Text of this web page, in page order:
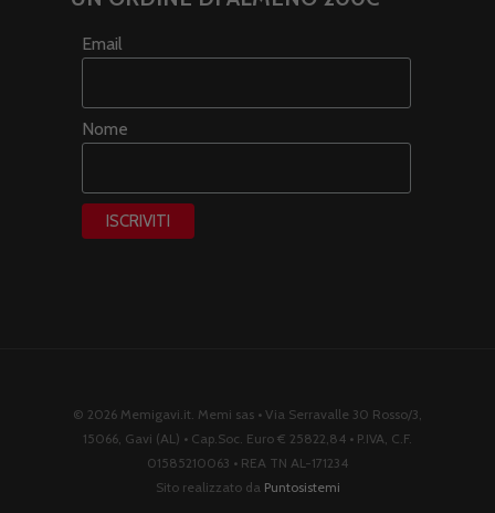
Email
Nome
© 2026 Memigavi.it. Memi sas • Via Serravalle 30 Rosso/3,
15066, Gavi (AL) • Cap.Soc. Euro € 25822,84 • P.IVA, C.F.
01585210063 • REA TN AL-171234
Sito realizzato da Puntosistemi